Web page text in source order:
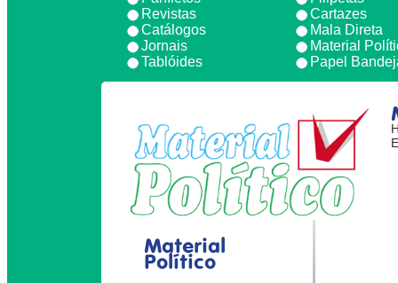
Revistas
Catálogos
Jornais
Tablóides
Cartazes
Mala Direta
Material
Papel
Material
Político